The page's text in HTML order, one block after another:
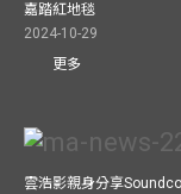
嘉踏紅地毯
2024-10-29
更多
雲浩影親身分享